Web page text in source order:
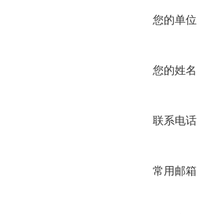
您的单位
您的姓名
联系电话
常用邮箱